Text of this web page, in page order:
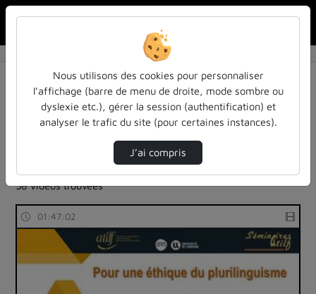
Résultats de la recherche
Filtres actifs (cliquer pour en retirer) :
Français
colloques-et-conferences
atilf-en-video
atilf-en-video
langues-sciences-du-langage
58 vidéos trouvées
01:47:02
Nous utilisons des cookies pour personnaliser
l’affichage (barre de menu de droite, mode sombre ou
dyslexie etc.), gérer la session (authentification) et
analyser le trafic du site (pour certaines instances).
J’ai compris